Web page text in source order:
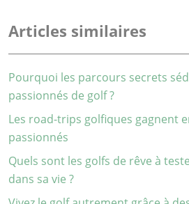
Articles similaires
Pourquoi les parcours secrets
passionnés de golf ?
Les road-trips golfiques gagnent
passionnés
Quels sont les golfs de rêve à
dans sa vie ?